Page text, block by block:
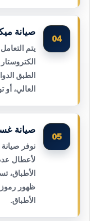
04
صيانة
يتم
الطبق
العالي،
05
صيانة
نوفر
لأعطال
الأطباق،
ظهور رموز
الأطباق.